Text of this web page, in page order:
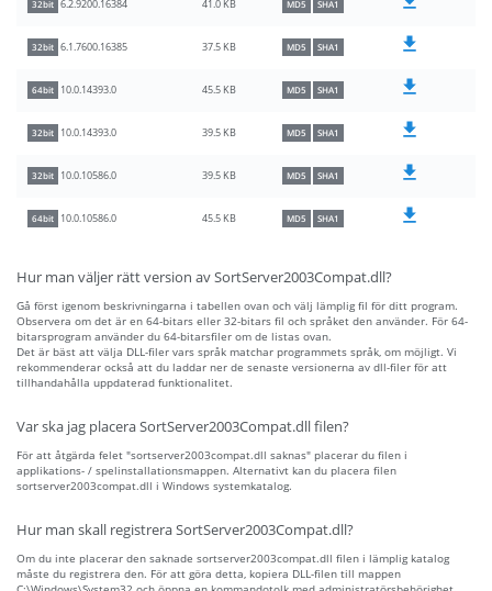
32bit 6.2.9200.16384 41.0 KB MD5 SHA1
32bit 6.1.7600.16385 37.5 KB MD5 SHA1
64bit 10.0.14393.0 45.5 KB MD5 SHA1
32bit 10.0.14393.0 39.5 KB MD5 SHA1
32bit 10.0.10586.0 39.5 KB MD5 SHA1
64bit 10.0.10586.0 45.5 KB MD5 SHA1
Hur man väljer rätt version av SortServer2003Compat.dll?
Gå först igenom beskrivningarna i tabellen ovan och välj lämplig fil för ditt program.
Observera om det är en 64-bitars eller 32-bitars fil och språket den använder. För 64-
bitarsprogram använder du 64-bitarsfiler om de listas ovan.
Det är bäst att välja DLL-filer vars språk matchar programmets språk, om möjligt. Vi
rekommenderar också att du laddar ner de senaste versionerna av dll-filer för att
tillhandahålla uppdaterad funktionalitet.
Var ska jag placera SortServer2003Compat.dll filen?
För att åtgärda felet "sortserver2003compat.dll saknas" placerar du filen i
applikations- / spelinstallationsmappen. Alternativt kan du placera filen
sortserver2003compat.dll i Windows systemkatalog.
Hur man skall registrera SortServer2003Compat.dll?
Om du inte placerar den saknade sortserver2003compat.dll filen i lämplig katalog
måste du registrera den. För att göra detta, kopiera DLL-filen till mappen